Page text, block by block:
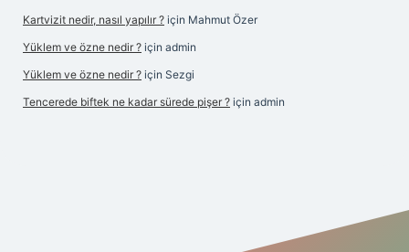
Kartvizit nedir, nasıl yapılır ? için Mahmut Özer
Yüklem ve özne nedir ? için admin
Yüklem ve özne nedir ? için Sezgi
Tencerede biftek ne kadar sürede pişer ? için admin